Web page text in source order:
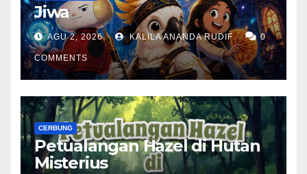
Jiwa
AGU 2, 2026 KALILA ANANDA RUDIF 0
COMMENTS
CERBUNG
Petualangan Hazel di Hutan
Misterius